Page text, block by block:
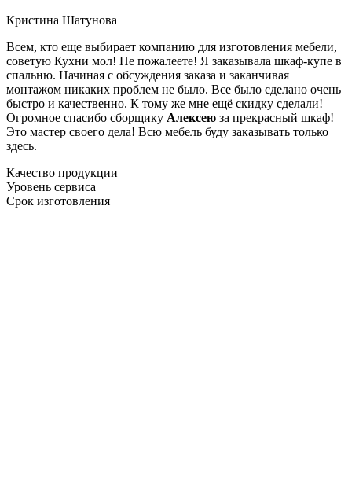
Кристина Шатунова
Всем, кто еще выбирает компанию для изготовления мебели,
советую Кухни мол! Не пожалеете! Я заказывала шкаф-купе в
спальню. Начиная с обсуждения заказа и заканчивая
монтажом никаких проблем не было. Все было сделано очень
быстро и качественно. К тому же мне ещё скидку сделали!
Огромное спасибо сборщику Алексею за прекрасный шкаф!
Это мастер своего дела! Всю мебель буду заказывать только
здесь.
Качество продукции
Уровень сервиса
Срок изготовления